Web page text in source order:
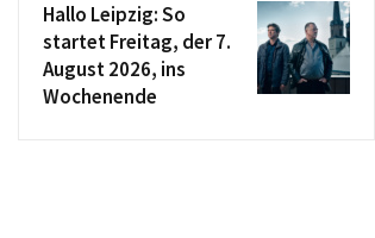
Hallo Leipzig: So
startet Freitag, der 7.
August 2026, ins
Wochenende